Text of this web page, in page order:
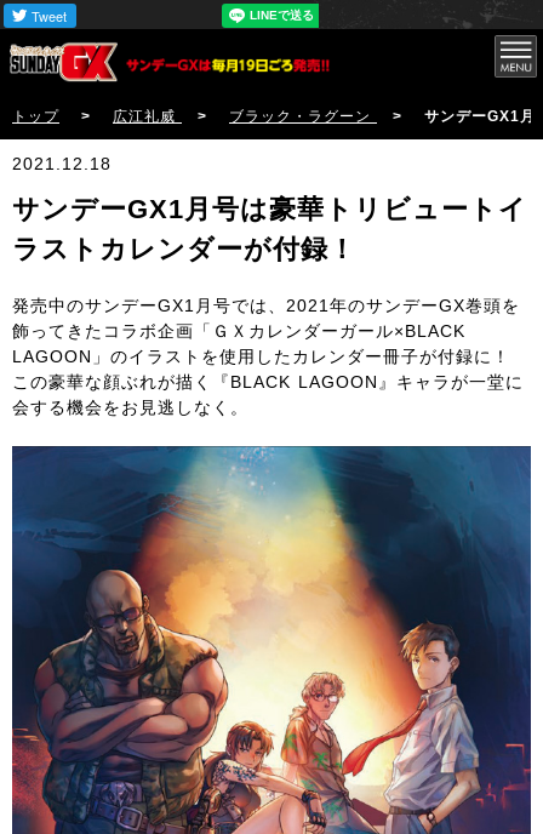
トップ > 広江礼威 > ブラック・ラグーン > サンデーGX1月号
2021.12.18
サンデーGX1月号は豪華トリビュートイ
ラストカレンダーが付録！
発売中のサンデーGX1月号では、2021年のサンデーGX巻頭を
飾ってきたコラボ企画「ＧＸカレンダーガール×BLACK
LAGOON」のイラストを使用したカレンダー冊子が付録に！
この豪華な顔ぶれが描く『BLACK LAGOON』キャラが一堂に
会する機会をお見逃しなく。